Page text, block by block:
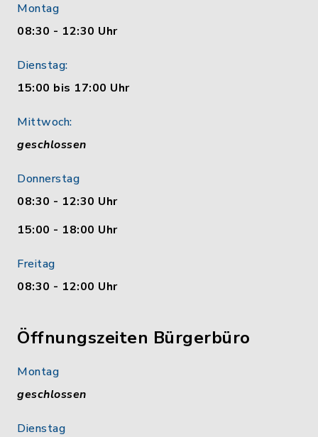
Montag
08:30 - 12:30 Uhr
Dienstag:
15:00 bis 17:00 Uhr
Mittwoch:
geschlossen
Donnerstag
08:30 - 12:30 Uhr
15:00 - 18:00 Uhr
Freitag
08:30 - 12:00 Uhr
Öffnungszeiten Bürgerbüro
Montag
geschlossen
Dienstag